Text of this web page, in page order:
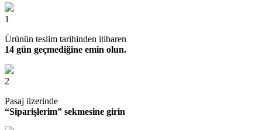
1
Ürünün teslim tarihinden itibaren
14 gün geçmediğine emin olun.
2
Pasaj üzerinde
“Siparişlerim” sekmesine girin